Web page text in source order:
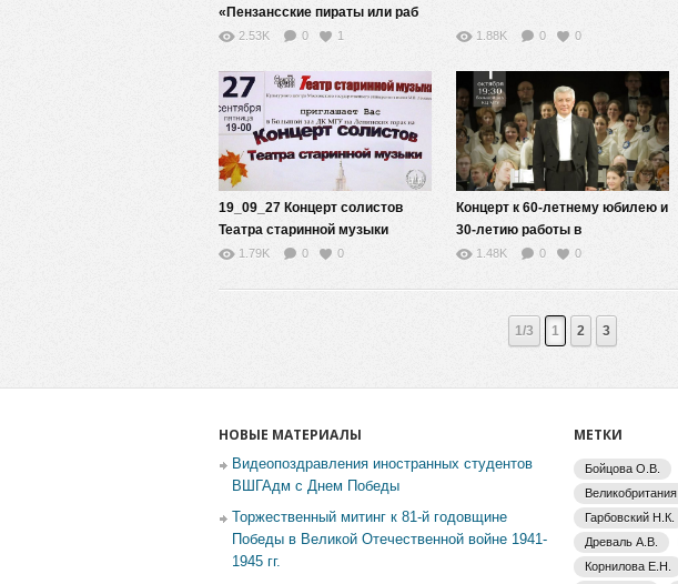
«Пензансские пираты или раб
долга»
2.53K 0 1 1.88K 0 0
19_09_27 Концерт солистов
Театра старинной музыки
1.79K 0 0
Концерт к 60-летнему юбилею и
30-летию работы в
Академическом хоре МГУ
1.48K 0 0
1/3 1 2 3
НОВЫЕ МАТЕРИАЛЫ
Видеопоздравления иностранных студентов
ВШГАдм с Днем Победы
Торжественный митинг к 81-й годовщине
Победы в Великой Отечественной войне 1941-
1945 гг.
МЕТКИ
Бойцова О.В.
Великобритания
Гарбовский Н.К.
Древаль А.В.
Корнилова Е.Н.